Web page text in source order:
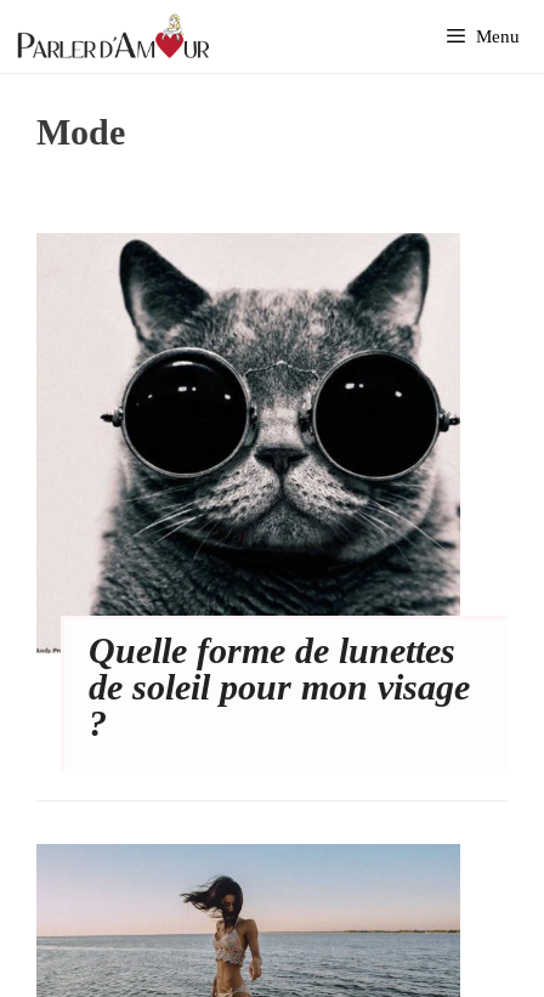
au
Menu
Mode
Quelle forme de lunettes
de soleil pour mon visage
?